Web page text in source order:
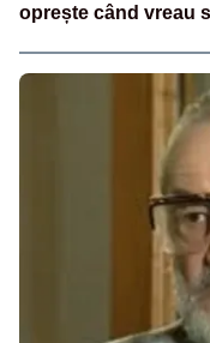
oprește când vreau